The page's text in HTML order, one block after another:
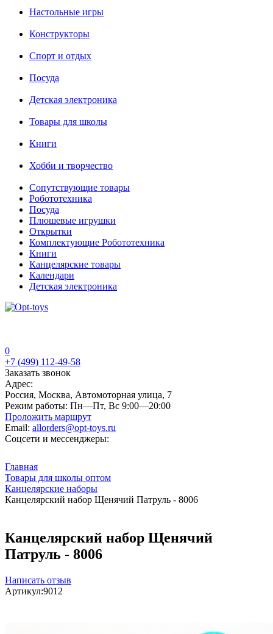
Настольные игры
Конструкторы
Спорт и отдых
Посуда
Детская электроника
Товары для школы
Книги
Хобби и творчество
Сопутствующие товары
Робототехника
Посуда
Плюшевые игрушки
Открытки
Комплектующие Робототехника
Книги
Канцелярские товары
Календари
Детская электроника
0
+7 (499) 112-49-58
Заказать звонок
Адрес:
Россия, Москва, Автомоторная улица, 7
Режим работы: Пн—Пт, Вс 9:00—20:00
Проложить маршрут
Email: allorders@opt-toys.ru
Соцсети и мессенджеры:
Главная
Товары для школы оптом
Канцелярские наборы
Канцелярский набор Щенячий Патруль - 8006
Канцелярский набор Щенячий
Патруль - 8006
Написать отзыв
Артикул:9012